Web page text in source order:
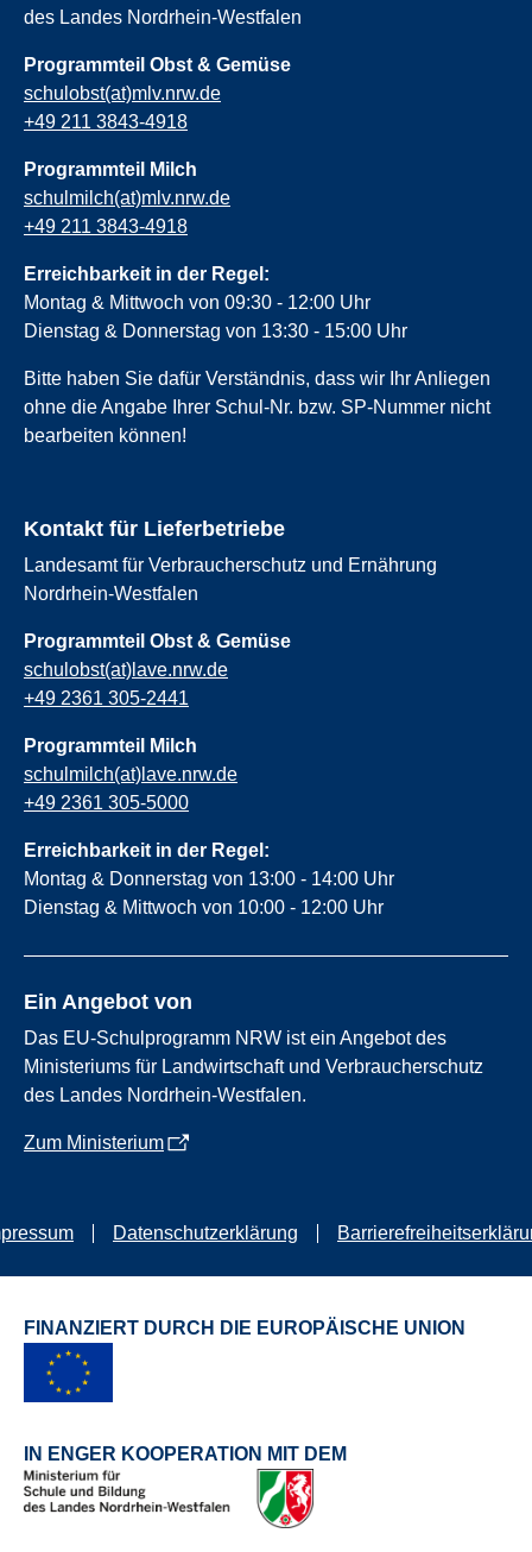
des Landes Nordrhein-Westfalen
Programmteil Obst & Gemüse
schulobst(at)mlv.nrw.de
+49 211 3843-4918
Programmteil Milch
schulmilch(at)mlv.nrw.de
+49 211 3843-4918
Erreichbarkeit in der Regel:
Montag & Mittwoch von 09:30 - 12:00 Uhr
Dienstag & Donnerstag von 13:30 - 15:00 Uhr
Bitte haben Sie dafür Verständnis, dass wir Ihr Anliegen
ohne die Angabe Ihrer Schul-Nr. bzw. SP-Nummer nicht
bearbeiten können!
Kontakt für Lieferbetriebe
Landesamt für Verbraucherschutz und Ernährung
Nordrhein-Westfalen
Programmteil Obst & Gemüse
schulobst(at)lave.nrw.de
+49 2361 305-2441
Programmteil Milch
schulmilch(at)lave.nrw.de
+49 2361 305-5000
Erreichbarkeit in der Regel:
Montag & Donnerstag von 13:00 - 14:00 Uhr
Dienstag & Mittwoch von 10:00 - 12:00 Uhr
Ein Angebot von
Das EU-Schulprogramm NRW ist ein Angebot des
Ministeriums für Landwirtschaft und Verbraucherschutz
des Landes Nordrhein-Westfalen.
Zum Ministerium
Datenschutzerklärung
FINANZIERT DURCH DIE EUROPÄISCHE UNION
IN ENGER KOOPERATION MIT DEM